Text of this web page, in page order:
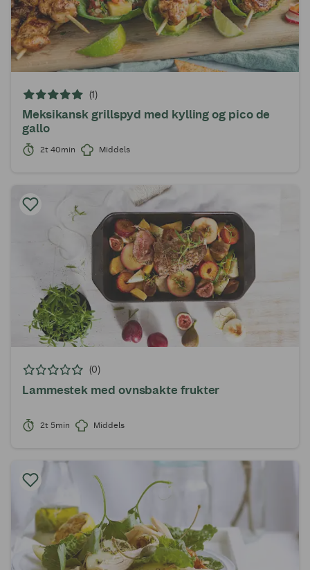
(1)
Meksikansk grillspyd med kylling og pico de
gallo
2t 40min Middels
(0)
Lammestek med ovnsbakte frukter
2t 5min Middels